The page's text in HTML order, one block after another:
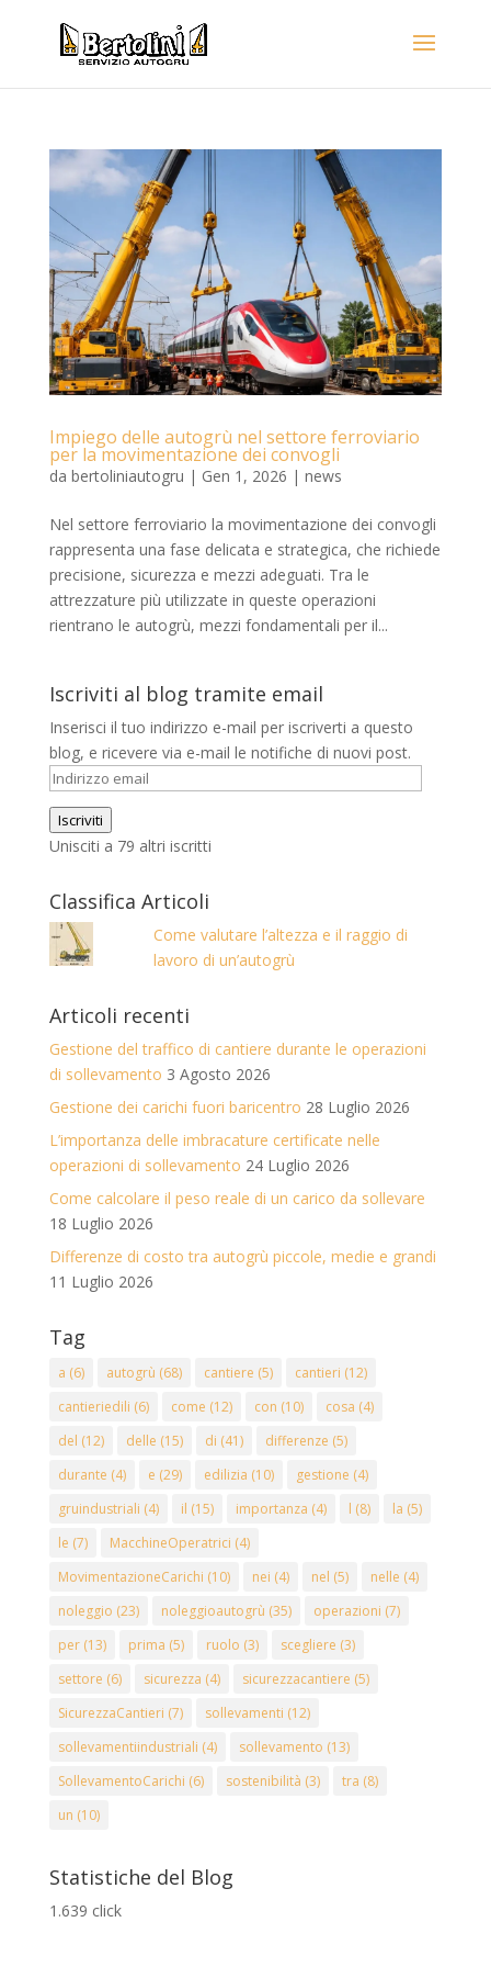
Impiego delle autogrù nel settore ferroviario
per la movimentazione dei convogli
da bertoliniautogru | Gen 1, 2026 | news
Nel settore ferroviario la movimentazione dei convogli
rappresenta una fase delicata e strategica, che richiede
precisione, sicurezza e mezzi adeguati. Tra le
attrezzature più utilizzate in queste operazioni
rientrano le autogrù, mezzi fondamentali per il...
Iscriviti al blog tramite email
Inserisci il tuo indirizzo e-mail per iscriverti a questo
blog, e ricevere via e-mail le notifiche di nuovi post.
Indirizzo
email
Iscriviti
Unisciti a 79 altri iscritti
Classifica Articoli
Come valutare l’altezza e il raggio di
lavoro di un’autogrù
Articoli recenti
Gestione del traffico di cantiere durante le operazioni
di sollevamento 3 Agosto 2026
Gestione dei carichi fuori baricentro 28 Luglio 2026
L’importanza delle imbracature certificate nelle
operazioni di sollevamento 24 Luglio 2026
Come calcolare il peso reale di un carico da sollevare
18 Luglio 2026
Differenze di costo tra autogrù piccole, medie e grandi
11 Luglio 2026
Tag
a (6) autogrù (68) cantiere (5) cantieri (12)
cantieriedili (6) come (12) con (10) cosa (4)
del (12) delle (15) di (41) differenze (5)
durante (4) e (29) edilizia (10) gestione (4)
gruindustriali (4) il (15) importanza (4) l (8) la (5)
le (7) MacchineOperatrici (4)
MovimentazioneCarichi (10) nei (4) nel (5) nelle (4)
noleggio (23) noleggioautogrù (35) operazioni (7)
per(13) prima (5) ruolo (3) scegliere (3)
settore (6) sicurezza (4) sicurezzacantiere (5)
SicurezzaCantieri (7) sollevamenti (12)
sollevamentiindustriali (4) sollevamento (13)
SollevamentoCarichi (6) sostenibilità (3) tra (8)
un (10)
Statistiche del Blog
1.639 click